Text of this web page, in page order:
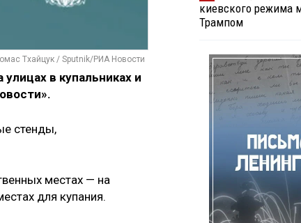
Тхайцук / Sputnik/РИА Новости
в купальниках и
стенды,
местах — на
для купания.
киевского режима
Трампом